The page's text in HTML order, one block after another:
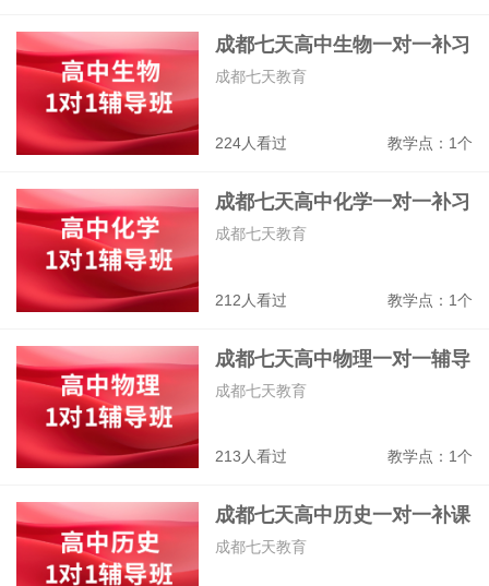
成都七天高中生物一对一补习
班
224人看过 教学点：1个
成都七天教育
成都七天高中化学一对一补习
班
212人看过 教学点：1个
成都七天教育
成都七天高中物理一对一辅导
班
213人看过 教学点：1个
成都七天教育
成都七天高中历史一对一补课
班
成都七天教育